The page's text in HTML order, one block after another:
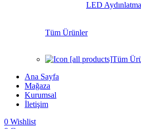
LED
Tüm Ürünler
Tüm
Ana Sayfa
Mağaza
Kurumsal
İletişim
0 Wishlist